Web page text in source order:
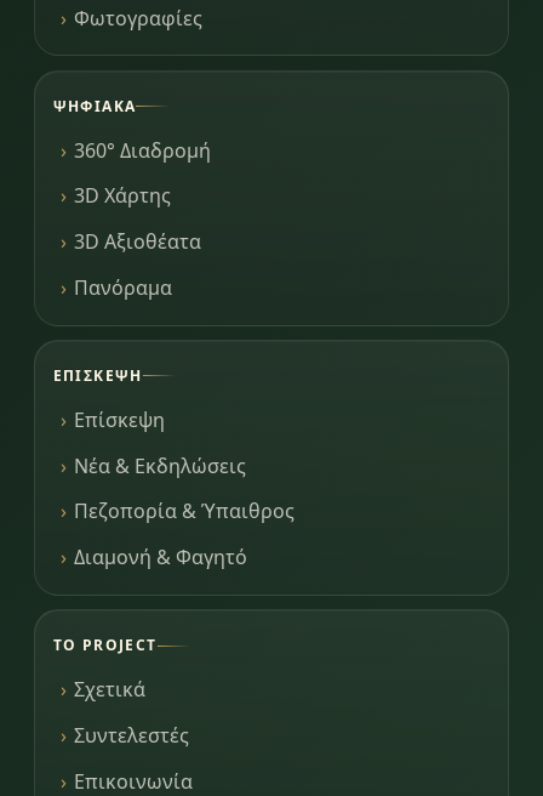
Φωτογραφίες
ΨΗΦΙΑΚΆ
360° Διαδρομή
3D Χάρτης
3D Αξιοθέατα
Πανόραμα
ΕΠΊΣΚΕΨΗ
Επίσκεψη
Νέα & Εκδηλώσεις
Πεζοπορία & Ύπαιθρος
Διαμονή & Φαγητό
ΤΟ PROJECT
Σχετικά
Συντελεστές
Επικοινωνία